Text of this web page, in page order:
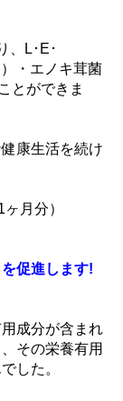
、L･E･
・エノキ茸菌
とができま
康生活を続け
月分）
促進します!
成分が含まれ
その栄養有用
した。